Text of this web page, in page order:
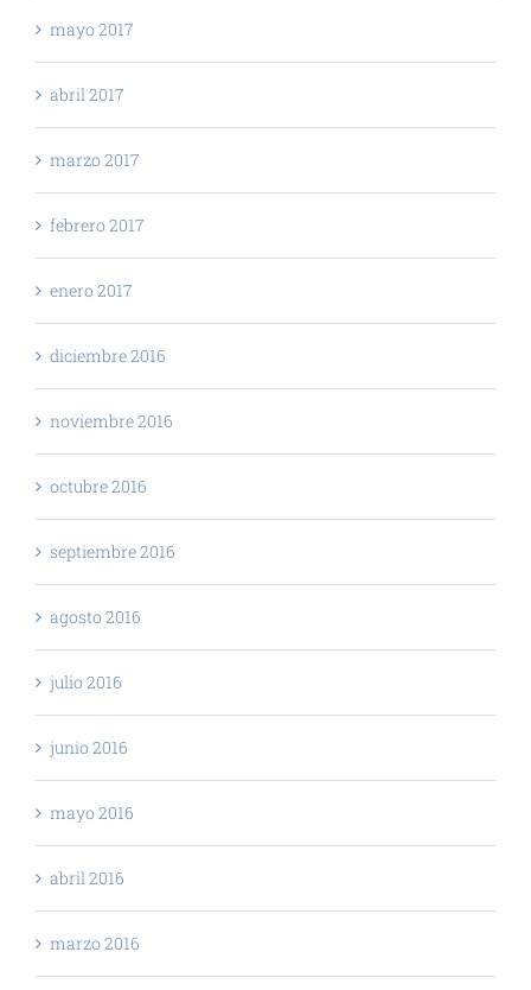
mayo 2017
abril 2017
marzo 2017
febrero 2017
enero 2017
diciembre 2016
noviembre 2016
octubre 2016
septiembre 2016
agosto 2016
julio 2016
junio 2016
mayo 2016
abril 2016
marzo 2016